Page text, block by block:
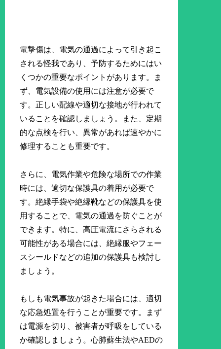
電撃傷は、電気の通過によって引き起こ
される怪我であり、予防するためにはい
くつかの重要なポイントがあります。ま
ず、電気設備の使用には注意が必要で
す。正しい配線や適切な接地が行われて
いることを確認しましょう。また、定期
的な点検を行い、異常があれば速やかに
修理することも重要です。
さらに、電気作業や危険な場所での作業
時には、適切な保護具の着用が必要で
す。絶縁手袋や絶縁靴などの保護具を使
用することで、電気の通過を防ぐことが
できます。特に、高圧電流にさらされる
可能性がある場合には、絶縁服やフェー
スシールドなどの追加の保護具も検討し
ましょう。
もしも電気事故が起きた場合には、適切
な応急処置を行うことが重要です。まず
は電源を切り、被害者が呼吸をしている
か確認しましょう。心肺蘇生法やAEDの